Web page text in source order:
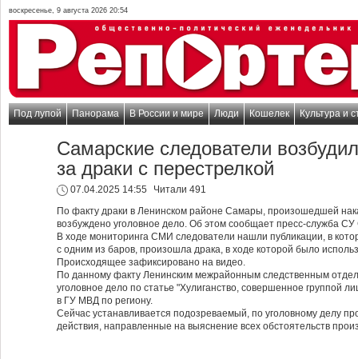
воскресенье, 9 августа 2026 20:54
Под лупой Панорама В России и мире Люди Кошелек Культура и
Самарские следователи
за драки с перестрелкой
07.04.2025 14:55
Читали 491
По факту драки в Ленинском районе Самары, произошедшей
возбуждено уголовное дело. Об этом сообщает пресс-служба
В ходе мониторинга СМИ следователи нашли публикации, в
с одним из баров, произошла драка, в ходе которой было
Происходящее зафиксировано на видео.
По данному факту Ленинским межрайонным следственным
уголовное дело по статье "Хулиганство, совершенное группой
в ГУ МВД по региону.
Сейчас устанавливается подозреваемый, по уголовному делу
действия, направленные на выяснение всех обстоятельств